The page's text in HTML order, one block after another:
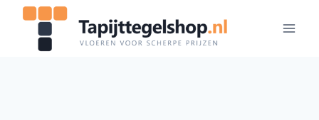
Doorgaan
inhoud